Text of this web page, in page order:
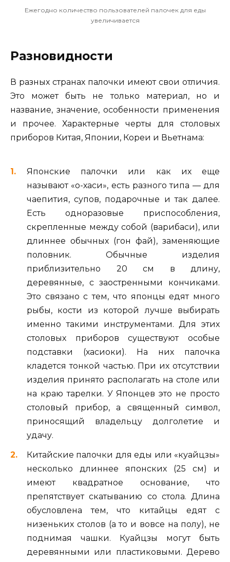
Ежегодно количество пользователей палочек для еды
увеличивается
Разновидности
В разных странах палочки имеют свои отличия.
Это может быть не только материал, но и
название, значение, особенности применения
и прочее. Характерные черты для столовых
приборов Китая, Японии, Кореи и Вьетнама:
Японские палочки или как их еще
называют «о-хаси», есть разного типа — для
чаепития, супов, подарочные и так далее.
Есть одноразовые приспособления,
скрепленные между собой (варибаси), или
длиннее обычных (гон фай), заменяющие
половник. Обычные изделия
приблизительно 20 см в длину,
деревянные, с заостренными кончиками.
Это связано с тем, что японцы едят много
рыбы, кости из которой лучше выбирать
именно такими инструментами. Для этих
столовых приборов существуют особые
подставки (хасиоки). На них палочка
кладется тонкой частью. При их отсутствии
изделия принято располагать на столе или
на краю тарелки. У Японцев это не просто
столовый прибор, а священный символ,
приносящий владельцу долголетие и
удачу.
Китайские палочки для еды или «куайцзы»
несколько длиннее японских (25 см) и
имеют квадратное основание, что
препятствует скатыванию со стола. Длина
обусловлена тем, что китайцы едят с
низеньких столов (а то и вовсе на полу), не
поднимая чашки. Куайцзы могут быть
деревянными или пластиковыми. Дерево